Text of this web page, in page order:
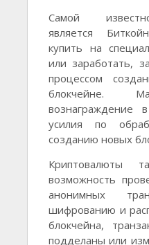
Самой
является
купить на
или заработать,
процессом
блокчейне.
вознаграждение
усилия по
созданию новых
Криптовалюты
возможность
анонимных
шифрованию и
блокчейна,
подделаны или